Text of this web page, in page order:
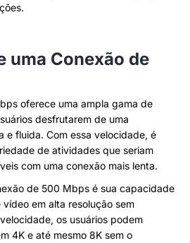
uma Conexão de
oferece uma ampla gama de
desfrutarem de uma
e fluida. Com essa velocidade, é
de atividades que seriam
com uma conexão mais lenta.
de 500 Mbps é sua capacidade
em alta resolução sem
os usuários podem
4K e até mesmo 8K sem o